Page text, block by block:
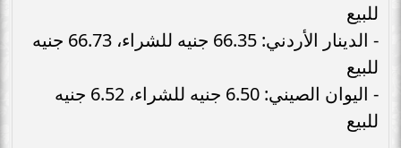
للبيع
- الدينار الأردني: 66.35 جنيه للشراء، 66.73 جنيه
للبيع
- اليوان الصيني: 6.50 جنيه للشراء، 6.52 جنيه
للبيع